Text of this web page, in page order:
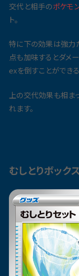
交代と相手のポケモ
ト。
特に下の効果は強力
点も加味するとダメ
exを倒すことができる
上の交代効果も相ま
れます。
むしとりボックス